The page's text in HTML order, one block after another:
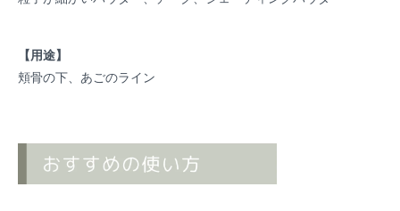
【用途】
頬骨の下、あごのライン